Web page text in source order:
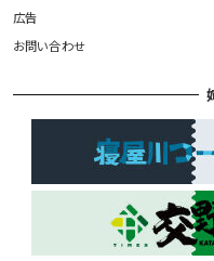
広告
お問い合わせ